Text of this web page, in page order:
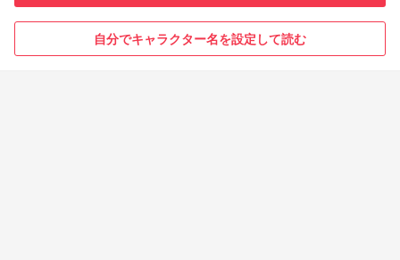
自分でキャラクター名を設定して読む